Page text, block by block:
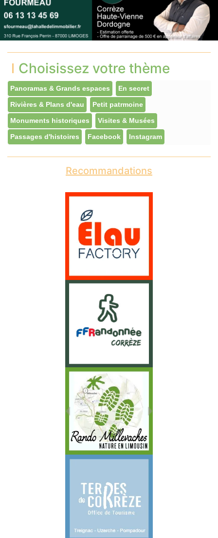
Choisissez votre thème
Panoramas & Grands espaces En secret
Rivières & Plans d'eau Petit patrmoine
Monuments historiques Visites & Musées
Passages d'histoires Facebook Instagram
Recommandations